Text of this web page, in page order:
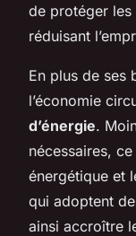
de protéger les
réduisant
En plus de ses
l’économie
d’énergie.
nécessaires,
énergétique et
qui adoptent
ainsi accroître